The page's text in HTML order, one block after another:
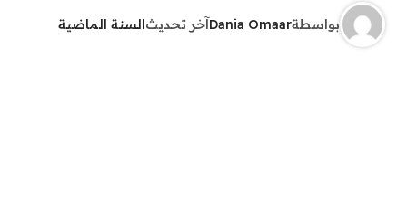
بواسطةDania Omaarآخر تحديثالسنة الماضية